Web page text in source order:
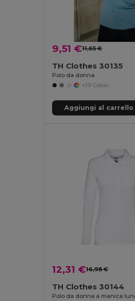
9,51 €11,65 €
TH Clothes 30135
Polo da donna
+19 Colori
Aggiungi al carrello
12,31 €16,98 €
TH Clothes 30144